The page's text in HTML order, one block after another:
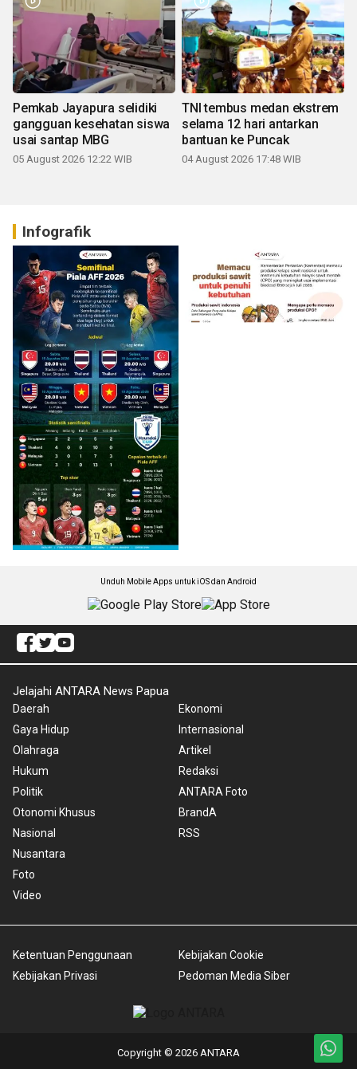
Pemkab Jayapura selidiki
gangguan kesehatan siswa
usai santap MBG
05 August 2026 12:22 WIB
TNI tembus medan ekstrem
selama 12 hari antarkan
bantuan ke Puncak
04 August 2026 17:48 WIB
Infografik
Unduh Mobile Apps untuk iOS dan Android
Jelajahi ANTARA News Papua
Daerah
Gaya Hidup
Olahraga
Hukum
Politik
Otonomi Khusus
Nasional
Nusantara
Foto
Video
Ekonomi
Internasional
Artikel
Redaksi
ANTARA Foto
BrandA
RSS
Ketentuan Penggunaan
Kebijakan Privasi
Kebijakan Cookie
Pedoman Media Siber
Copyright © 2026 ANTARA